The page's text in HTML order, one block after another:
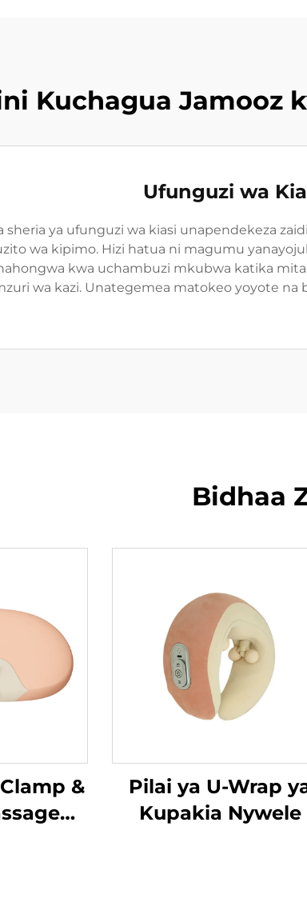
Kuchagua Jamooz
Ufunguzi wa
sheria ya ufunguzi wa kiasi unapendekeza
wa kipimo. Hizi hatua ni magumu
kwa uchambuzi mkubwa katika
wa kazi. Unategemea matokeo yoyote
Bidhaa
&
Pilai ya U-Wrap
Kupakia Nywele